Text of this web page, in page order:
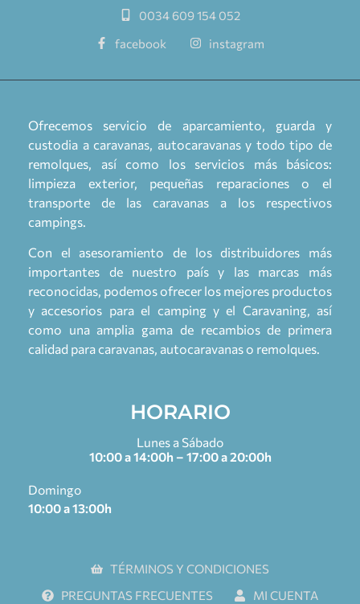
0034 609 154 052
facebook
instagram
Ofrecemos servicio de aparcamiento, guarda y
custodia a caravanas, autocaravanas y todo tipo de
remolques, así como los servicios más básicos:
limpieza exterior, pequeñas reparaciones o el
transporte de las caravanas a los respectivos
campings.
Con el asesoramiento de los distribuidores más
importantes de nuestro país y las marcas más
reconocidas, podemos ofrecer los mejores productos
y accesorios para el camping y el Caravaning, así
como una amplia gama de recambios de primera
calidad para caravanas, autocaravanas o remolques.
HORARIO
Lunes a Sábado
10:00 a 14:00h – 17:00 a 20:00h
Domingo
10:00 a 13:00h
TÉRMINOS Y CONDICIONES
PREGUNTAS FRECUENTES
MI CUENTA